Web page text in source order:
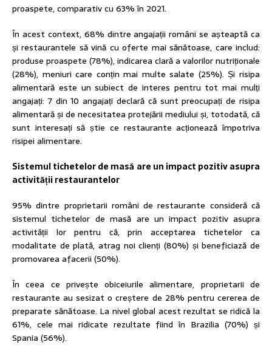
proaspete, comparativ cu 63% în 2021.
În acest context, 68% dintre angajații români se așteaptă ca
și restaurantele să vină cu oferte mai sănătoase, care includ:
produse proaspete (78%), indicarea clară a valorilor nutriționale
(28%), meniuri care conțin mai multe salate (25%). Și risipa
alimentară este un subiect de interes pentru tot mai mulți
angajați: 7 din 10 angajați declară că sunt preocupați de risipa
alimentară și de necesitatea protejării mediului și, totodată, că
sunt interesați să știe ce restaurante acționează împotriva
risipei alimentare.
Sistemul tichetelor de masă are un impact pozitiv asupra
activității restaurantelor
95% dintre proprietarii români de restaurante consideră că
sistemul tichetelor de masă are un impact pozitiv asupra
activității lor pentru că, prin acceptarea tichetelor ca
modalitate de plată, atrag noi clienți (80%) și beneficiază de
promovarea afacerii (50%).
În ceea ce privește obiceiurile alimentare, proprietarii de
restaurante au sesizat o creștere de 28% pentru cererea de
preparate sănătoase. La nivel global acest rezultat se ridică la
61%, cele mai ridicate rezultate fiind în Brazilia (70%) și
Spania (56%).